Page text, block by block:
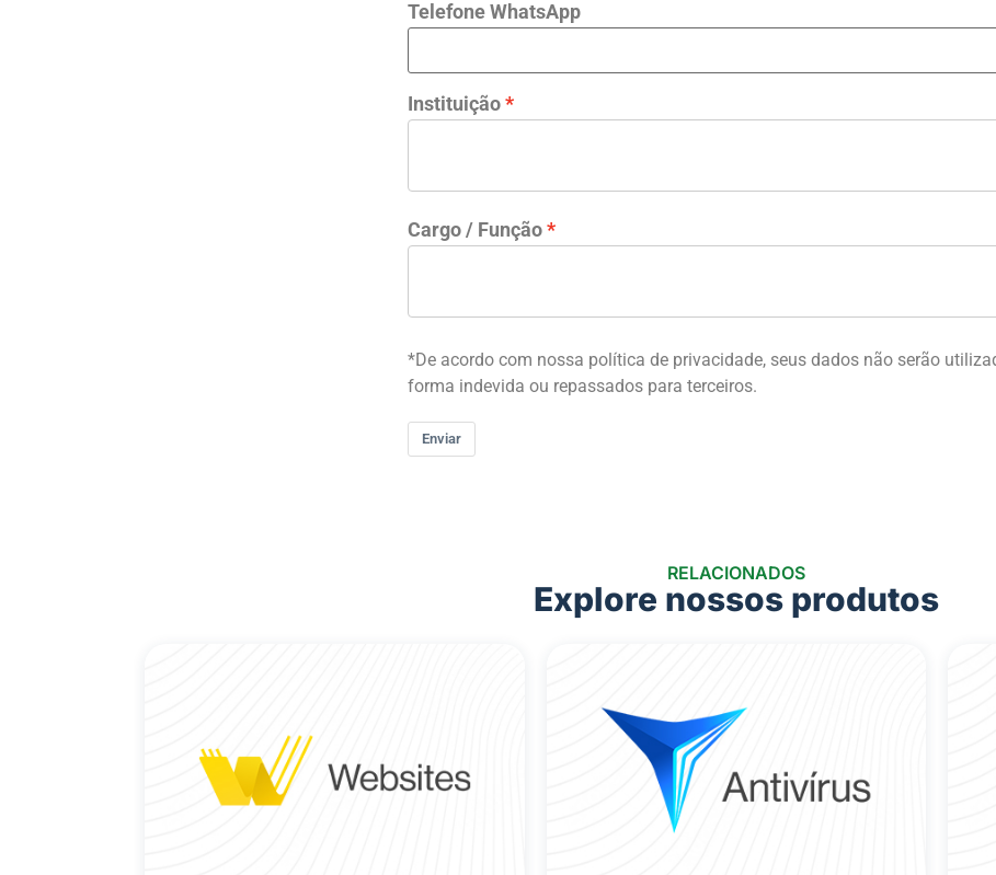
Telefone WhatsApp
Instituição
Cargo / Função
*De acordo com nossa política de privacidade, seus dados não serão
forma indevida ou repassados para terceiros.
Enviar
RELACIONADOS
Explore nossos produtos